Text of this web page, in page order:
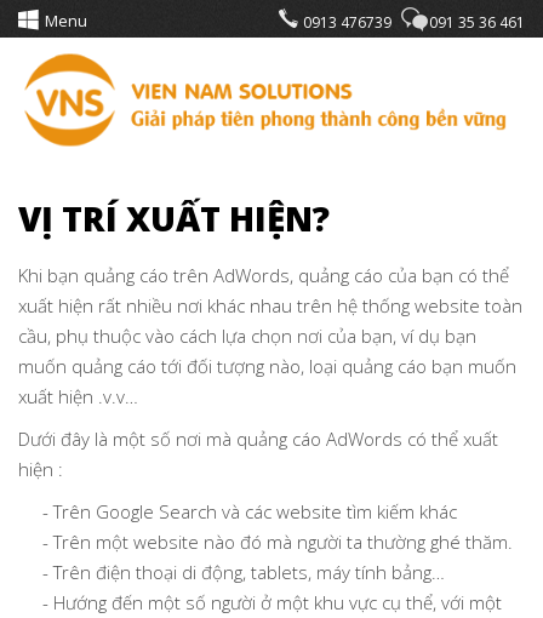
Menu 0913 476739 091 35 36 461
VỊ TRÍ XUẤT HIỆN?
Khi bạn quảng cáo trên AdWords, quảng cáo của bạn có thể
xuất hiện rất nhiều nơi khác nhau trên hệ thống website toàn
cầu, phụ thuộc vào cách lựa chọn nơi của bạn, ví dụ bạn
muốn quảng cáo tới đối tượng nào, loại quảng cáo bạn muốn
xuất hiện .v.v…
Dưới đây là một số nơi mà quảng cáo AdWords có thể xuất
hiện :
- Trên Google Search và các website tìm kiếm khác
- Trên một website nào đó mà người ta thường ghé thăm.
- Trên điện thoại di động, tablets, máy tính bảng…
- Hướng đến một số người ở một khu vực cụ thể, với một